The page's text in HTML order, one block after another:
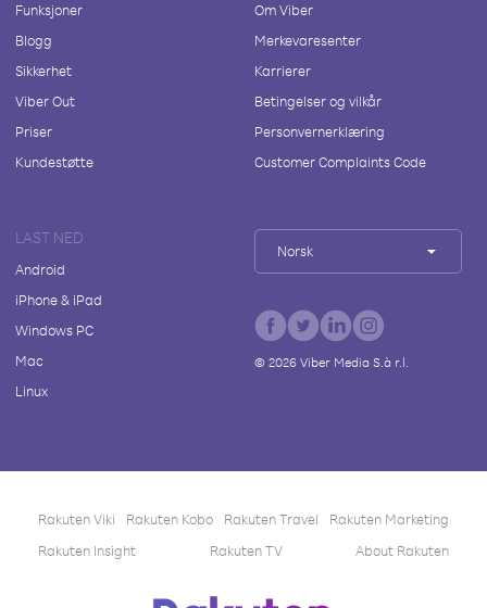
Funksjoner
Blogg
Sikkerhet
Viber Out
Priser
Kundestøtte
Om Viber
Merkevaresenter
Karrierer
Betingelser og vilkår
Personvernerklæring
Customer Complaints Code
LAST NED
Android
iPhone & iPad
Windows PC
Mac
Linux
Norsk
© 2026Viber Media S.à r.l.
Rakuten Viki Rakuten Kobo Rakuten Travel
Rakuten Marketing
Rakuten Insight
Rakuten TV About Rakuten